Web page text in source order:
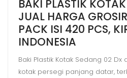
02
Dx,
JUAL
HARGA
GROSIR
MURAH
BAKI PLASTIK
JUAL HARGA
PACK ISI 420 PCS,
INDONESIA
Baki Plastik Kotak Sedang 02
kotak persegi panjang datar,